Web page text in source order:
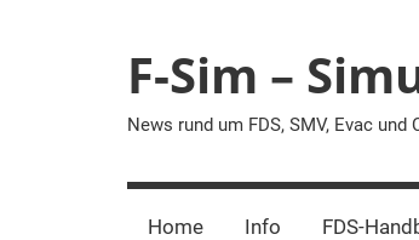
F-Sim –
News rund um FDS, SMV, Evac und
Home Info FDS-